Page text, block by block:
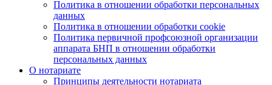
Политика в отношении обработки персональных
данных
Политика в отношении обработки cookie
Политика первичной профсоюзной организации
аппарата БНП в отношении обработки
персональных данных
О нотариате
Принципы деятельности нотариата